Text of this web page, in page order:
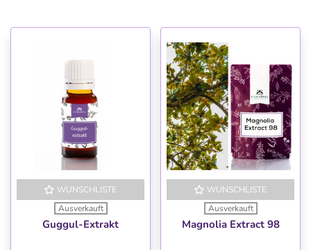
WUNSCHLISTE
Ausverkauft
Guggul-Extrakt
WUNSCHLISTE
Ausverkauft
Magnolia Extract 98